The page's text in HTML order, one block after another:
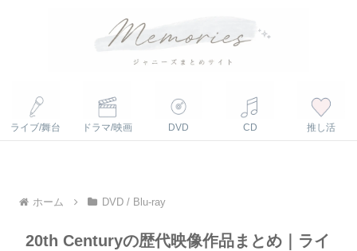
ライブ/舞台 ドラマ/映画 DVD CD 推し活
ホーム DVD / Blu-ray
20th Centuryの歴代映像作品まとめ｜ライ